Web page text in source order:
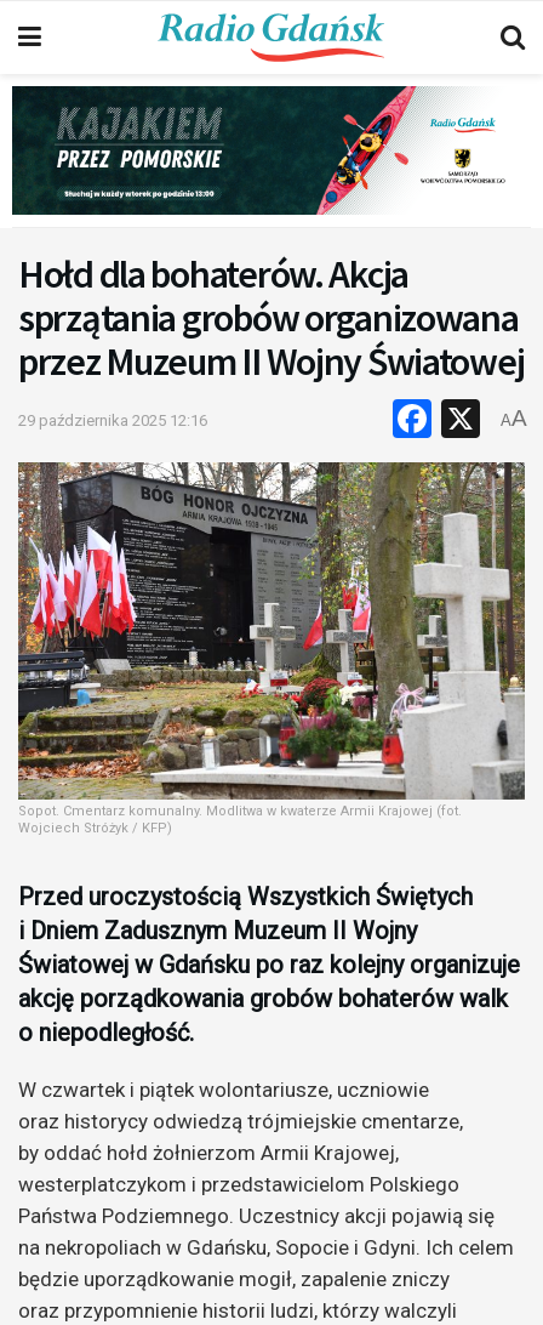
Hołd dla bohaterów. Akcja
sprzątania grobów organizowana
przez Muzeum II Wojny Światowej
29 października 2025 12:16 X
AA
Sopot. Cmentarz komunalny. Modlitwa w kwaterze Armii Krajowej (fot.
Wojciech Stróżyk / KFP)
Przed uroczystością Wszystkich Świętych
i Dniem Zadusznym Muzeum II Wojny
Światowej w Gdańsku po raz kolejny organizuje
akcję porządkowania grobów bohaterów walk
o niepodległość.
W czwartek i piątek wolontariusze, uczniowie
oraz historycy odwiedzą trójmiejskie cmentarze,
by oddać hołd żołnierzom Armii Krajowej,
westerplatczykom i przedstawicielom Polskiego
Państwa Podziemnego. Uczestnicy akcji pojawią się
na nekropoliach w Gdańsku, Sopocie i Gdyni. Ich celem
będzie uporządkowanie mogił, zapalenie zniczy
oraz przypomnienie historii ludzi, którzy walczyli